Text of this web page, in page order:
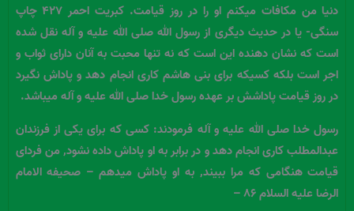
دنیا من مکافات میکنم او را در روز قیامت. کبریت احمر ۴۲۷ چاپ
سنگی- یا در حدیث دیگری از رسول الله صلی الله علیه و آله نقل شده
است که نشان دهنده این است که نه تنها محبت به آنان دارای ثواب و
اجر است بلکه کسیکه برای بنی هاشم کاری انجام دهد و پاداش نگیرد
در روز قیامت پاداشش بر عهده رسول خدا صلی الله علیه و آله میباشد.
رسول خدا صلی الله علیه و آله فرمودند: کسی که برای یکی از فرزندان
عبدالمطلب کاری انجام دهد و در برابر به او پاداش داده نشود, من فردای
قیامت هنگامی که مرا ببیند, به او پاداش میدهم – صحیفه الامام
الرضا علیه السلام ۸۶ –